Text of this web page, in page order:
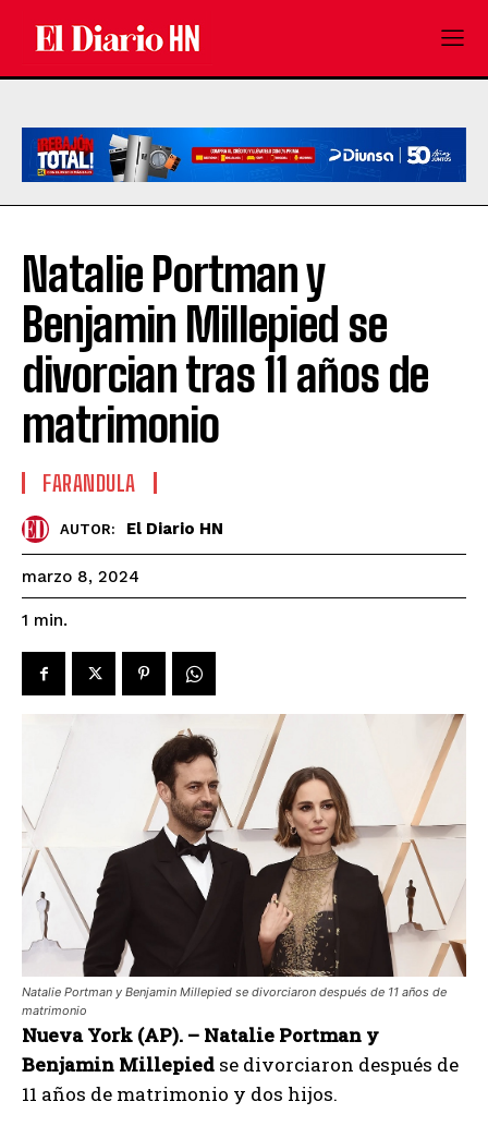
Natalie Portman y
Benjamin Millepied se
divorcian tras 11 años de
matrimonio
FARANDULA
AUTOR: El Diario HN
marzo 8, 2024
1 min.
Natalie Portman y Benjamin Millepied se divorciaron después de 11 años de
matrimonio
Nueva York (AP). – Natalie Portman y
Benjamin Millepied se divorciaron después de
11 años de matrimonio y dos hijos.